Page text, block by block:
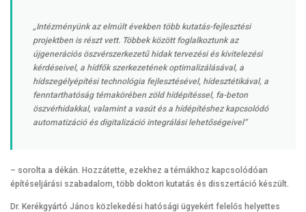
„Intézményünk az elmúlt években több kutatás-fejlesztési
projektben is részt vett. Többek között foglalkoztunk az
újgenerációs öszvérszerkezetű hidak tervezési és kivitelezési
kérdéseivel, a hídfők szerkezetének optimalizálásával, a
hídszegélyépítési technológia fejlesztésével, hídesztétikával, a
fenntarthatóság témakörében zöld hídépítéssel, fa-beton
öszvérhidakkal, valamint a vasút és a hídépítéshez kapcsolódó
automatizáció és digitalizáció integrálási lehetőségeivel”
– sorolta a dékán. Hozzátette, ezekhez a témákhoz kapcsolódóan
építéseljárási szabadalom, több doktori kutatás és disszertáció készült.
Dr. Kerékgyártó János közlekedési hatósági ügyekért felelős helyettes